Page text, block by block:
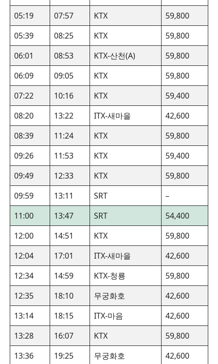
05:19
07:57 KTX
59,800
05:39
08:25 KTX
59,800
06:01
08:53 KTX-산천(A)
59,800
06:09
09:05 KTX
59,800
07:22
10:16 KTX
59,400
08:20
13:22 ITX-새마을
42,600
08:39
11:24 KTX
59,800
09:26
11:53 KTX
59,400
09:49
12:33 KTX
59,800
09:59
13:11 SRT
–
11:00
13:47 SRT
54,400
12:00
14:51 KTX
59,800
12:04
17:01 ITX-새마을
42,600
12:34
14:59 KTX-청룡
59,800
12:35
18:10 무궁화호
42,600
13:14
18:15 ITX-마음
42,600
13:28
16:07 KTX
59,800
13:36
19:25 무궁화호
42,600